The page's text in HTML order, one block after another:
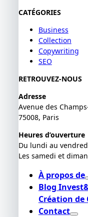
CATÉGORIES
Business
Collection
Copywriting
SEO
RETROUVEZ-NOUS
Adresse
Avenue des
75008, Paris
Heures d’ouverture
Du lundi au
Les samedi et
À propos de
Blog
Création de
Contact